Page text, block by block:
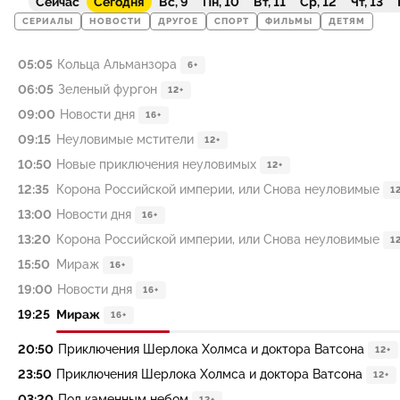
СЕРИАЛЫ НОВОСТИ ДРУГОЕ СПОРТ ФИЛЬМЫ ДЕТЯМ
05:05 Кольца Альманзора 6+
06:05 Зеленый фургон 12+
09:00 Новости дня 16+
09:15 Неуловимые мстители 12+
10:50 Новые приключения неуловимых 12+
12:35 Корона Российской империи, или Снова неуловимые
13:00 Новости дня 16+
13:20 Корона Российской империи, или Снова неуловимые
15:50 Мираж 16+
19:00 Новости дня 16+
19:25 Мираж 16+
20:50 Приключения Шерлока Холмса и доктора Ватсона 12+
23:50 Приключения Шерлока Холмса и доктора Ватсона 12+